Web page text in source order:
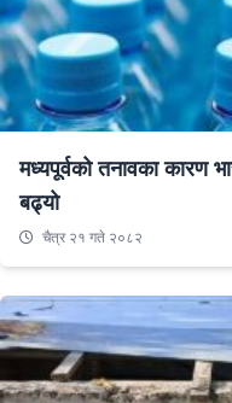
मध्यपूर्वको तनावका कारण
बढ्यो
चैत्र २१ गते २०८२